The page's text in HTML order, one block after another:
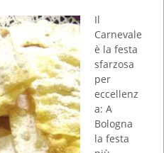
Il
Carnevale
è la festa
sfarzosa
per
eccellenz
a: A
Bologna
la festa